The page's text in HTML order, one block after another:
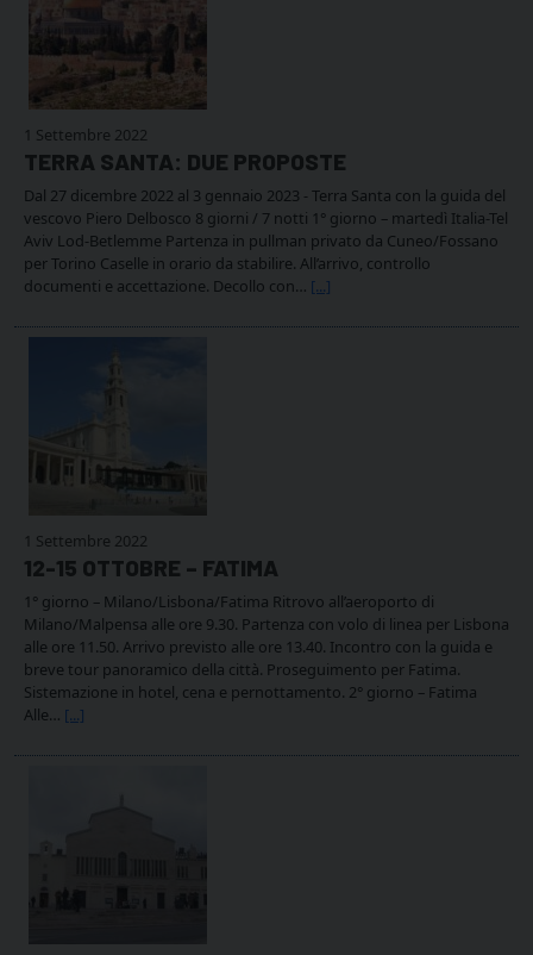
1 Settembre 2022
TERRA SANTA: DUE PROPOSTE
Dal 27 dicembre 2022 al 3 gennaio 2023 - Terra Santa con la guida del
vescovo Piero Delbosco 8 giorni / 7 notti 1° giorno – martedì Italia-Tel
Aviv Lod-Betlemme Partenza in pullman privato da Cuneo/Fossano
per Torino Caselle in orario da stabilire. All’arrivo, controllo
documenti e accettazione. Decollo con… [...]
1 Settembre 2022
12-15 OTTOBRE – FATIMA
1° giorno – Milano/Lisbona/Fatima Ritrovo all’aeroporto di
Milano/Malpensa alle ore 9.30. Partenza con volo di linea per Lisbona
alle ore 11.50. Arrivo previsto alle ore 13.40. Incontro con la guida e
breve tour panoramico della città. Proseguimento per Fatima.
Sistemazione in hotel, cena e pernottamento. 2° giorno – Fatima
Alle… [...]